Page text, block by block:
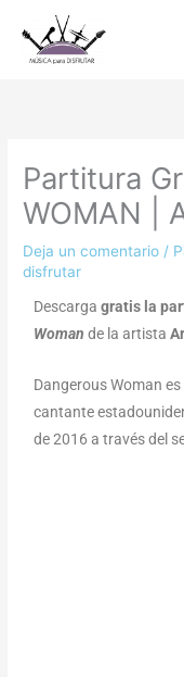
contenido
Partitura
WOMAN |
Deja un comentario /
disfrutar
Descargagratis la
Woman de la artista
Dangerous Woman
cantante
de 2016 a través del